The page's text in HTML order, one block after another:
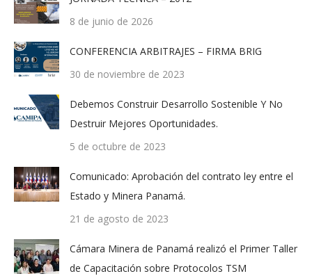
8 de junio de 2026
CONFERENCIA ARBITRAJES – FIRMA BRIG
30 de noviembre de 2023
Debemos Construir Desarrollo Sostenible Y No
Destruir Mejores Oportunidades.
5 de octubre de 2023
Comunicado: Aprobación del contrato ley entre el
Estado y Minera Panamá.
21 de agosto de 2023
Cámara Minera de Panamá realizó el Primer Taller
de Capacitación sobre Protocolos TSM